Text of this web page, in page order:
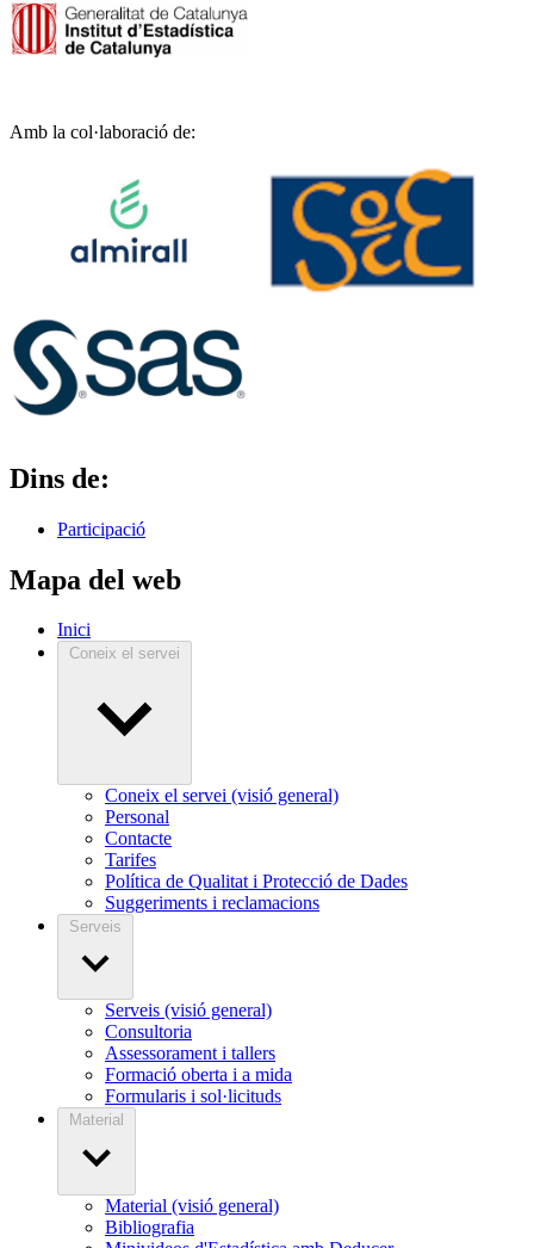
Amb la col·laboració de:
Dins de:
Participació
Mapa del web
Inici
Coneix el servei
Coneix el servei (visió general)
Personal
Contacte
Tarifes
Política de Qualitat i Protecció de Dades
Suggeriments i reclamacions
Serveis
Serveis (visió general)
Consultoria
Assessorament i tallers
Formació oberta i a mida
Formularis i sol·licituds
Material
Material (visió general)
Bibliografia